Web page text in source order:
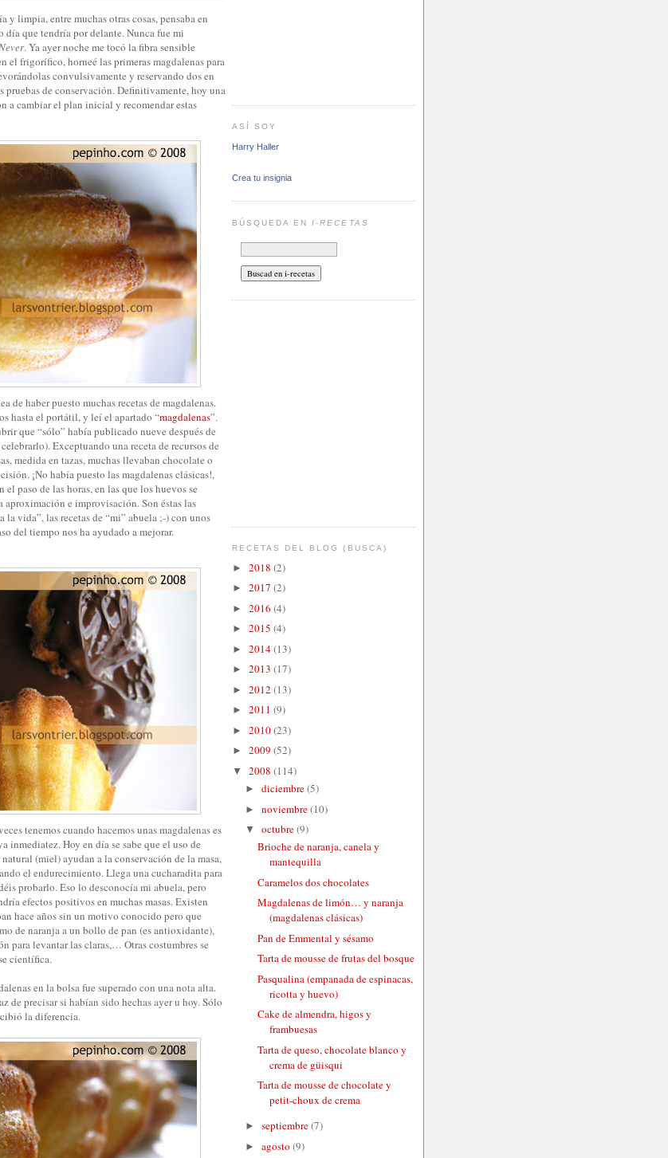
y limpia, entre muchas otras cosas, pensaba en
día que tendría por delante. Nunca fue mi
. Ya ayer noche me tocó la fibra sensible
el frigorífico, horneé las primeras magdalenas para
convulsivamente y reservando dos en
pruebas de conservación. Definitivamente, hoy una
a cambiar el plan inicial y recomendar estas
de haber puesto muchas recetas de magdalenas.
hasta el portátil, y leí el apartado “magdalenas”.
que “sólo” había publicado nueve después de
Exceptuando una receta de recursos de
medida en tazas, muchas llevaban chocolate o
¡No había puesto las magdalenas clásicas!,
paso de las horas, en las que los huevos se
aproximación e improvisación. Son éstas las
la vida”, las recetas de “mi” abuela ;-) con unos
del tiempo nos ha ayudado a mejorar.
tenemos cuando hacemos unas magdalenas es
inmediatez. Hoy en día se sabe que el uso de
(miel) ayudan a la conservación de la masa,
el endurecimiento. Llega una cucharadita para
probarlo. Eso lo desconocía mi abuela, pero
efectos positivos en muchas masas. Existen
hace años sin un motivo conocido pero que
de naranja a un bollo de pan (es antioxidante),
para levantar las claras,… Otras costumbres se
científica.
en la bolsa fue superado con una nota alta.
de precisar si habían sido hechas ayer u hoy. Sólo
la diferencia.
ASÍ SOY
Harry Haller
Crea tu insignia
BÚSQUEDA ENI-RECETAS
RECETAS DEL BLOG (BUSCA)
► 2018 (2)
► 2017 (2)
► 2016 (4)
► 2015 (4)
► 2014(13)
► 2013 (17)
► 2012 (13)
► 2011 (9)
► 2010(23)
► 2009 (52)
▼ 2008 (114)
► diciembre(5)
► noviembre(10)
▼ octubre(9)
Brioche de naranja, canela y
mantequilla
Caramelos dos chocolates
Magdalenas de limón… y naranja
(magdalenas clásicas)
Pan de Emmental y sésamo
Tarta de mousse de frutas del bosque
Pasqualina (empanada de espinacas,
ricotta y huevo)
Cake de almendra, higos y
frambuesas
Tarta de queso, chocolate blanco y
crema de güisqui
Tarta de mousse de chocolate y
petit-choux de crema
► septiembre(7)
► agosto (9)